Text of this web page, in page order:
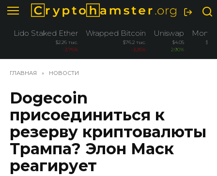
Перейти
содержанию
Lido Staked Ether
$2.26 тыс.
-3.76%
Wrapped Bitcoin
$76.2 тыс.
-3.26%
Uniswap
$4.05
2.90%
ГЛАВНАЯ » НОВОСТИ
Dogecoin
присоединиться к
резерву криптовалюты
Трампа? Элон Маск
реагирует